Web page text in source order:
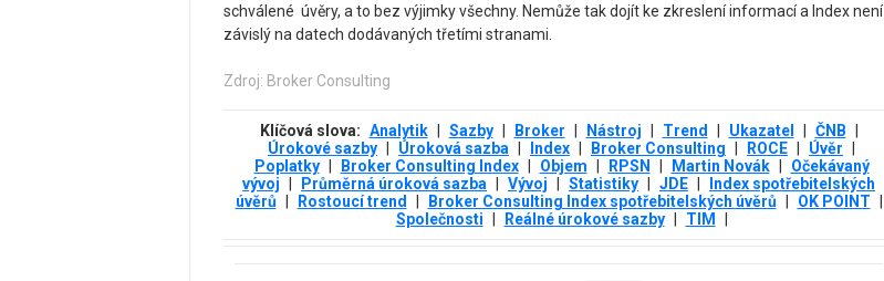
schválené úvěry, a to bez výjimky všechny. Nemůže tak dojít ke zkreslení informací a Index není
závislý na datech dodávaných třetími stranami.
Zdroj: Broker Consulting
Klíčová slova: Analytik Sazby Broker Nástroj Trend Ukazatel ČNB
Úrokové sazby
Úroková sazba Index Broker Consulting ROCE Úvěr
Poplatky
Broker Consulting Index Objem RPSN Martin Novák
Očekávaný
vývoj
Průměrná úroková sazba Vývoj Statistiky JDE
Index spotřebitelských
úvěrů
Rostoucí trend Broker Consulting Index spotřebitelských úvěrů OK POINT
Společnosti
Reálné úrokové sazby TIM